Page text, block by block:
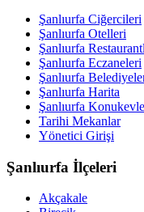
Şanlıurfa Ciğercileri
Şanlıurfa Otelleri
Şanlıurfa
Şanlıurfa Eczaneleri
Şanlıurfa
Şanlıurfa Harita
Şanlıurfa
Tarihi Mekanlar
Yönetici Girişi
Şanlıurfa İlçeleri
Akçakale